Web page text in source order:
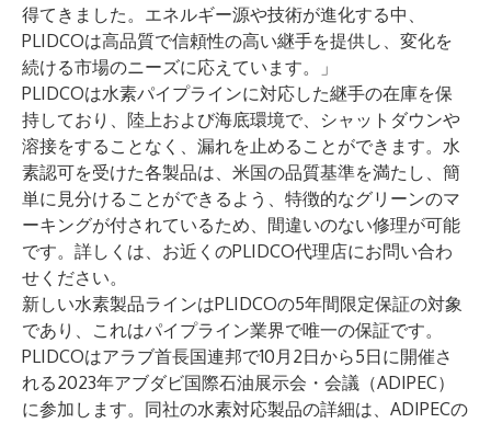
得てきました。エネルギー源や技術が進化する中、
PLIDCOは高品質で信頼性の高い継手を提供し、変化を
続ける市場のニーズに応えています。」
PLIDCOは水素パイプラインに対応した継手の在庫を保
持しており、陸上および海底環境で、シャットダウンや
溶接をすることなく、漏れを止めることができます。水
素認可を受けた各製品は、米国の品質基準を満たし、簡
単に見分けることができるよう、特徴的なグリーンのマ
ーキングが付されているため、間違いのない修理が可能
です。詳しくは、 お近くのPLIDCO代理店にお問い合わ
せください。
新しい水素製品ラインはPLIDCOの5年間限定保証の対象
であり、これはパイプライン業界で唯一の保証です。
PLIDCOはアラブ首長国連邦で10月2日から5日に開催さ
れる2023年アブダビ国際石油展示会・会議（ADIPEC）
に参加します。同社の水素対応製品の詳細は、ADIPECの